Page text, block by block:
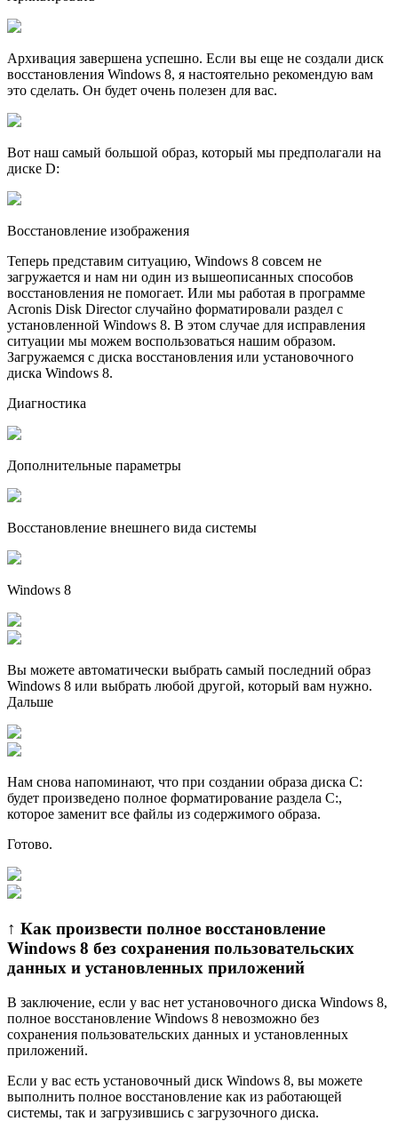
Архивация завершена успешно. Если вы еще не создали диск
восстановления Windows 8, я настоятельно рекомендую вам
это сделать. Он будет очень полезен для вас.
Вот наш самый большой образ, который мы предполагали на
диске D:
Восстановление изображения
Теперь представим ситуацию, Windows 8 совсем не
загружается и нам ни один из вышеописанных способов
восстановления не помогает. Или мы работая в программе
Acronis Disk Director случайно форматировали раздел с
установленной Windows 8. В этом случае для исправления
ситуации мы можем воспользоваться нашим образом.
Загружаемся с диска восстановления или установочного
диска Windows 8.
Диагностика
Дополнительные параметры
Восстановление внешнего вида системы
Windows 8
Вы можете автоматически выбрать самый последний образ
Windows 8 или выбрать любой другой, который вам нужно.
Дальше
Нам снова напоминают, что при создании образа диска C:
будет произведено полное форматирование раздела C:,
которое заменит все файлы из содержимого образа.
Готово.
↑ Как произвести полное восстановление
Windows 8 без сохранения пользовательских
данных и установленных приложений
В заключение, если у вас нет установочного диска Windows 8,
полное восстановление Windows 8 невозможно без
сохранения пользовательских данных и установленных
приложений.
Если у вас есть устaновочный диск Windows 8, вы можете
выполнить полное восстановление как из работающей
системы, так и загрузившись с загрузочного диска.